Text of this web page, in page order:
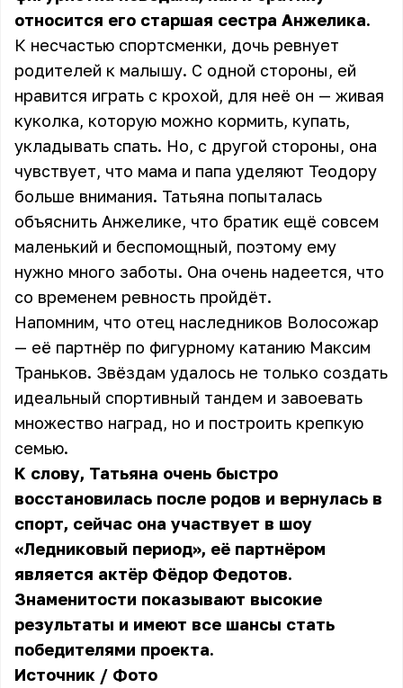
относится его старшая сестра Анжелика.
К несчастью спортсменки, дочь ревнует
родителей к малышу. С одной стороны, ей
нравится играть с крохой, для неё он — живая
куколка, которую можно кормить, купать,
укладывать спать. Но, с другой стороны, она
чувствует, что мама и папа уделяют Теодору
больше внимания. Татьяна попыталась
объяснить Анжелике, что братик ещё совсем
маленький и беспомощный, поэтому ему
нужно много заботы. Она очень надеется, что
со временем ревность пройдёт.
Напомним, что отец наследников Волосожар
— её партнёр по фигурному катанию Максим
Траньков. Звёздам удалось не только создать
идеальный спортивный тандем и завоевать
множество наград, но и построить крепкую
семью.
К слову, Татьяна очень быстро
восстановилась после родов и вернулась в
спорт, сейчас она участвует в шоу
«Ледниковый период», её партнёром
является актёр Фёдор Федотов.
Знаменитости показывают высокие
результаты и имеют все шансы стать
победителями проекта.
Источник / Фото